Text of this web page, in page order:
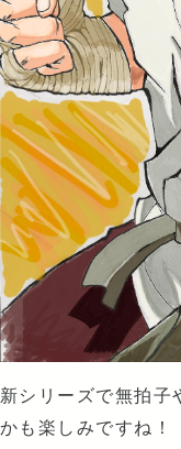
新シリーズで無拍子
かも楽しみですね！